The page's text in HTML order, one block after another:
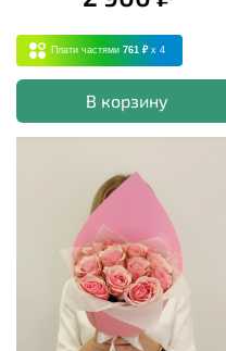
Плати частями 761 ₽ x 4
В корзину